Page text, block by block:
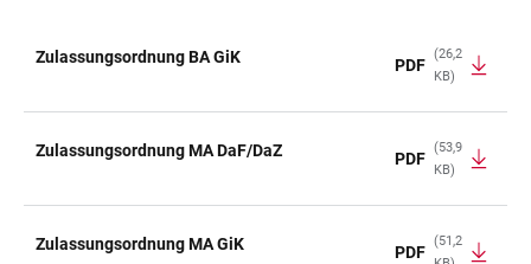
Zulassungsordnung BA GiK PDF
(26,2
KB)
Zulassungsordnung MA DaF/DaZ PDF
(53,9
KB)
Zulassungsordnung MA GiK PDF
(51,2